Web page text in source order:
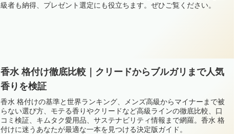
級者も納得、プレゼント選定にも役立ちます。ぜひご覧ください。
香水 格付け徹底比較｜クリードからブルガリまで人気
香りを検証
香水 格付けの基準と世界ランキング、メンズ高級からマイナーまで被
らない選び方、モテる香りやクリードなど高級ラインの徹底比較、口
コミ検証、キムタク愛用品、サステナビリティ情報まで網羅。香水 格
付けに迷うあなたが最適な一本を見つける決定版ガイド。